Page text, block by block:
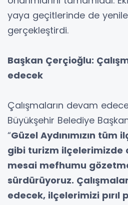
yaya geçitlerinde de
gerçekleştirdi.
Başkan Çerçioğlu:
edecek
Çalışmaların devam
Büyükşehir Belediye
“Güzel Aydınımızın
gibi turizm ilçelerimizde
mesai mefhumu
sürdürüyoruz.
edecek, ilçelerimizi pırıl